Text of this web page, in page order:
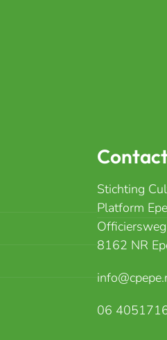
Stichting
Platform Epe
8162 NR
06